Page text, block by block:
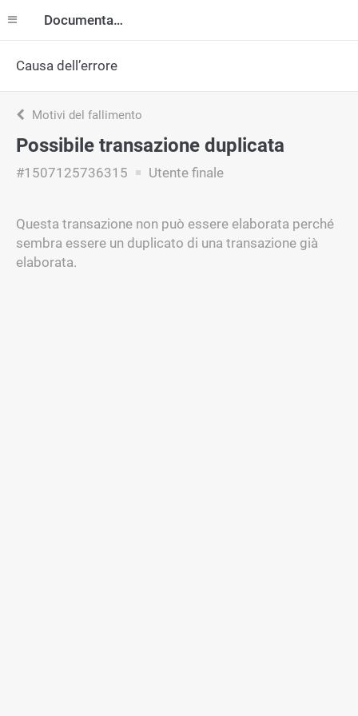
Documentazione
Causa dell’errore
Motivi del fallimento
Possibile transazione duplicata
#1507125736315 Utente finale
Questa transazione non può essere elaborata perché
sembra essere un duplicato di una transazione già
elaborata.